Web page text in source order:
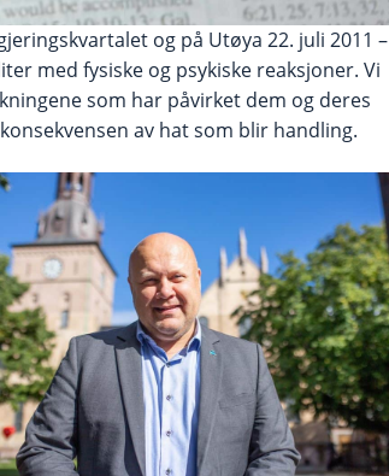
og på Utøya 22. juli 2011 –
med fysiske og psykiske reaksjoner. Vi
som har påvirket dem og deres
av hat som blir handling.